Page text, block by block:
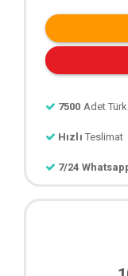
7500 Adet
Hızlı Teslimat
7/24